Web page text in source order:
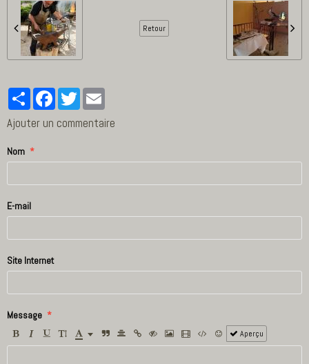
Retour
PartagerFacebookTwitter
Ajouter un commentaire
Nom
E-mail
Site Internet
Message
Aperçu